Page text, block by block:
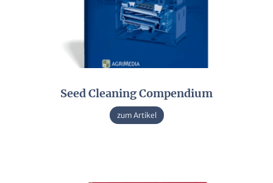
Seed Cleaning Compendium
zum Artikel